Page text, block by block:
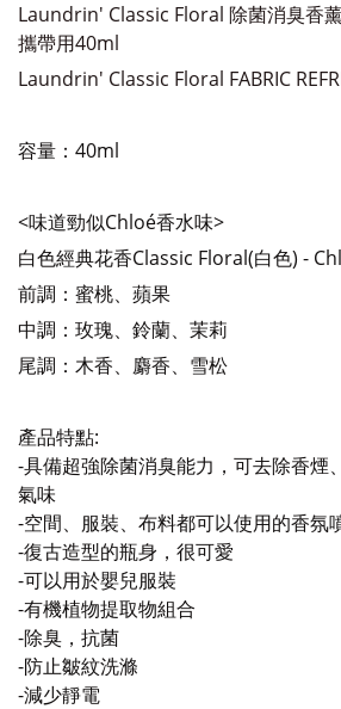
Laundrin' Classic Floral 除菌消臭香
攜帶用40ml
Laundrin' Classic Floral FABRIC
容量：40ml
<味道勁似Chloé香水味>
白色經典花香Classic Floral(白色) -
前調：蜜桃、蘋果
中調：玫瑰、鈴蘭、茉莉
尾調：木香、麝香、雪松
產品特點:
-具備超強除菌消臭能力，可去除香煙
氣味
-空間、服裝、布料都可以使用的香氛
-復古造型的瓶身，很可愛
-可以用於嬰兒服裝
-有機植物提取物組合
-除臭，抗菌
-防止皺紋洗滌
-減少靜電